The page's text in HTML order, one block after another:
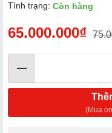
Tình trạng: Còn hàng
65.000.000₫
(Mua